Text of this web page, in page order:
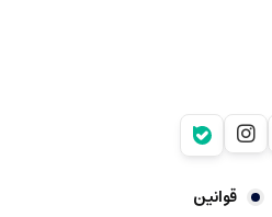
قوانین